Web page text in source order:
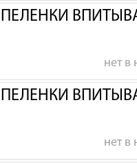
ПЕЛЕНКИ
нет в
ПЕЛЕНКИ
нет в